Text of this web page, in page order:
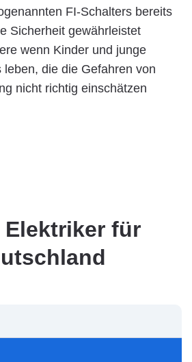
FI-Schalters bereits
Sicherheit gewährleistet
wenn Kinder und junge
leben, die die Gefahren von
nicht richtig einschätzen
Elektriker für